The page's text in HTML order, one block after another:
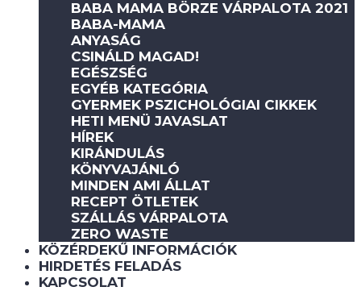
BABA MAMA BÖRZE VÁRPALOTA 2021
BABA-MAMA
ANYASÁG
CSINÁLD MAGAD!
EGÉSZSÉG
EGYÉB KATEGÓRIA
GYERMEK PSZICHOLÓGIAI CIKKEK
HETI MENÜ JAVASLAT
HÍREK
KIRÁNDULÁS
KÖNYVAJÁNLÓ
MINDEN AMI ÁLLAT
RECEPT ÖTLETEK
SZÁLLÁS VÁRPALOTA
ZERO WASTE
KÖZÉRDEKŰ INFORMÁCIÓK
HIRDETÉS FELADÁS
KAPCSOLAT